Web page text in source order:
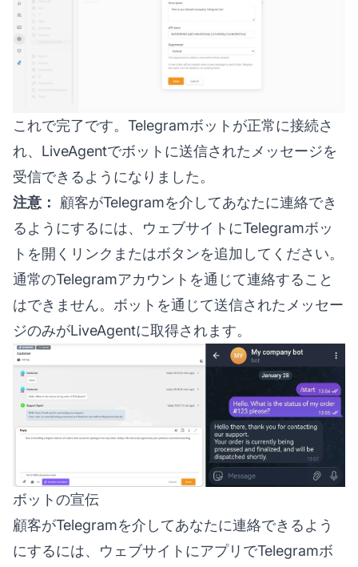
これで完了です。Telegramボットが正常に接続さ
れ、LiveAgentでボットに送信されたメッセージを
受信できるようになりました。
注意：
顧客がTelegramを介してあなたに連絡でき
るようにするには、ウェブサイトにTelegramボッ
トを開くリンクまたはボタンを追加してください。
通常のTelegramアカウントを通じて連絡すること
はできません。ボットを通じて送信されたメッセー
ジのみがLiveAgentに取得されます。
ボットの宣伝
顧客がTelegramを介してあなたに連絡できるよう
にするには、ウェブサイトにアプリでTelegramボ